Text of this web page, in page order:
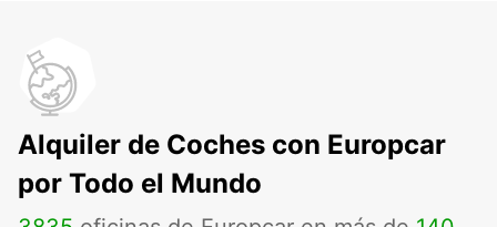
Alquiler de Coches con Europcar
por Todo el Mundo